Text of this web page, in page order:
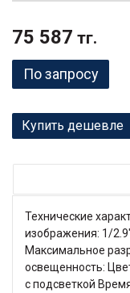
75 587 тг.
По запросу
Купить дешевле
Технические
изображения: 1/
Максимальное
освещенность:
с подсветкой